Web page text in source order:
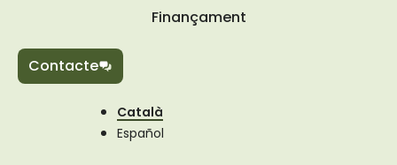
Finançament
Contacte
Català
Español